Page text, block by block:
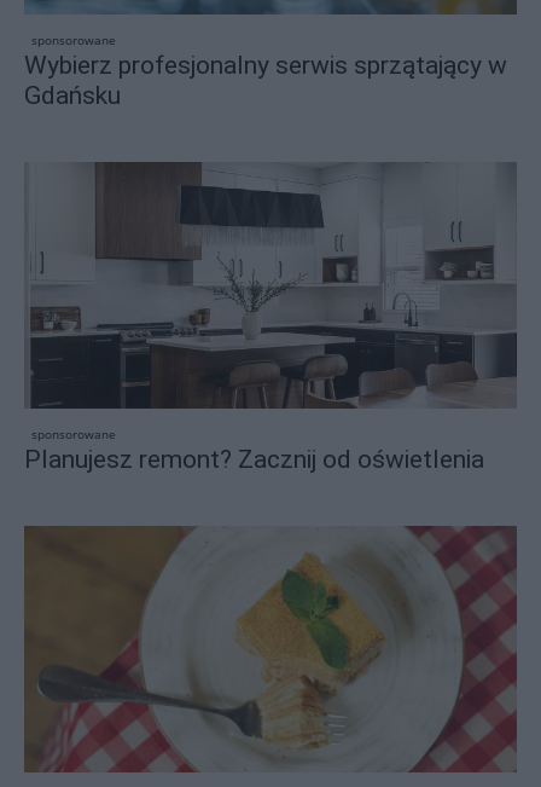
sponsorowane
Wybierz profesjonalny serwis sprzątający w
Gdańsku
sponsorowane
Planujesz remont? Zacznij od oświetlenia